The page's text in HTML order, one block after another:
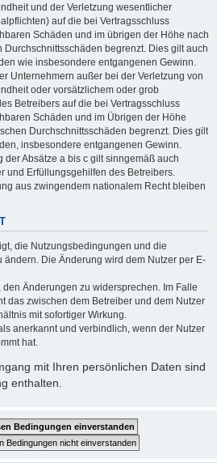
und der Verletzung wesentlicher
auf die bei Vertragsschluss
Schäden und im übrigen der Höhe nach
Durchschnittsschäden begrenzt. Dies gilt auch
wie insbesondere entgangenen Gewinn.
Unternehmern außer bei der Verletzung von
oder vorsätzlichem oder grob
Betreibers auf die bei Vertragsschluss
Schäden und im Übrigen der Höhe
Durchschnittsschäden begrenzt. Dies gilt
insbesondere entgangenen Gewinn.
der Absätze a bis c gilt sinngemäß auch
und Erfüllungsgehilfen des Betreibers.
aus zwingendem nationalem Recht bleiben
die Nutzungsbedingungen und die
ändern. Die Änderung wird dem Nutzer per E-
den Änderungen zu widersprechen. Im Falle
das zwischen dem Betreiber und dem Nutzer
mit sofortiger Wirkung.
anerkannt und verbindlich, wenn der Nutzer
hat.
mit Ihren persönlichen Daten sind
enthalten.